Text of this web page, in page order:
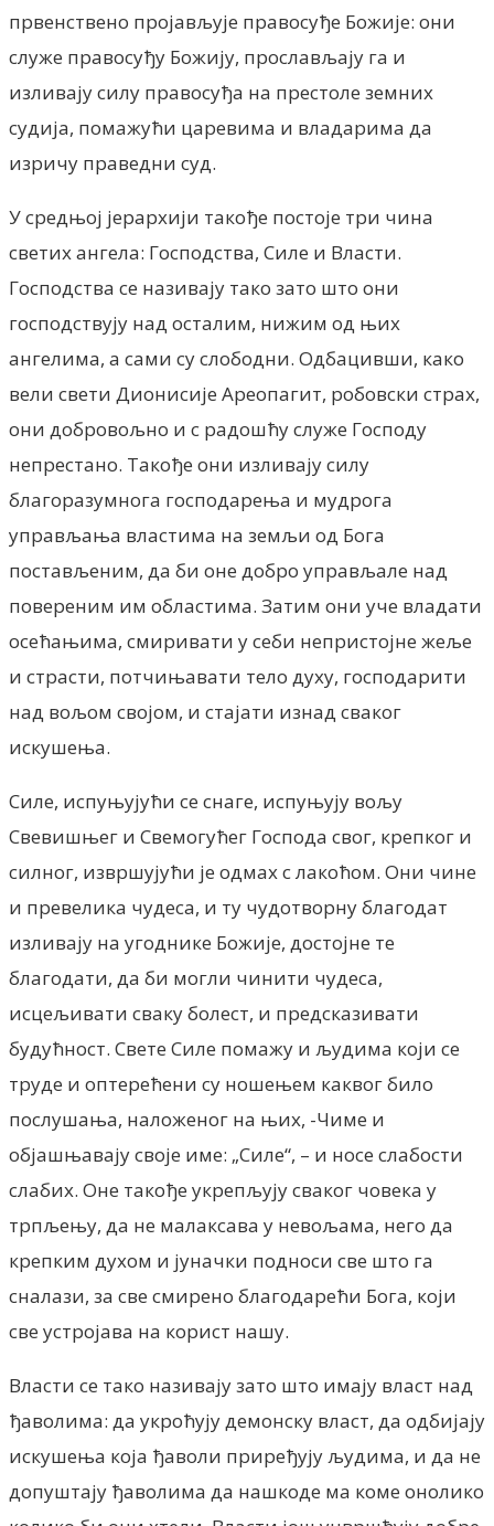
првенствено пројављује правосуђе Божије: они
служе правосуђу Божију, прослављају га и
изливају силу правосуђа на престоле земних
судија, помажући царевима и владарима да
изричу праведни суд.
У средњој јерархији такође постоје три чина
светих ангела: Господства, Силе и Власти.
Господства се називају тако зато што они
господствују над осталим, нижим од њих
ангелима, a сами су слободни. Одбацивши, како
вели свети Дионисије Ареопагит, робовски страх,
они добровољно и с радошћу служе Господу
непрестано. Такође они изливају силу
благоразумнога господарења и мудрога
управљања властима на земљи од Бога
постављеним, да би оне добро управљале над
повереним им областима. Затим они уче владати
осећањима, смиривати у себи непристојне жеље
и страсти, потчињавати тело духу, господарити
над вољом својом, и стајати изнад сваког
искушења.
Силе, испуњујући се снаге, испуњују вољу
Свевишњег и Свемогућег Господа свог, крепког и
силног, извршујући је одмах с лакоћом. Они чине
и превелика чудеса, и ту чудотворну благодат
изливају на угоднике Божије, достојне те
благодати, да би могли чинити чудеса,
исцељивати сваку болест, и предсказивати
будућност. Свете Силе помажу и људима који се
труде и оптерећени су ношењем каквог било
послушања, наложеног на њих, -Чиме и
објашњавају своје име: „Силе“, – и носе слабости
слабих. Оне такође укрепљују сваког човека у
трпљењу, да не малаксава у невољама, него да
крепким духом и јуначки подноси све што га
сналази, за све смирено благодарећи Бога, који
све устројава на корист нашу.
Власти се тако називају зато што имају власт над
ђаволима: да укроћују демонску власт, да одбијају
искушења која ђаволи приређују људима, и да не
допуштају ђаволима да нашкоде ма коме онолико